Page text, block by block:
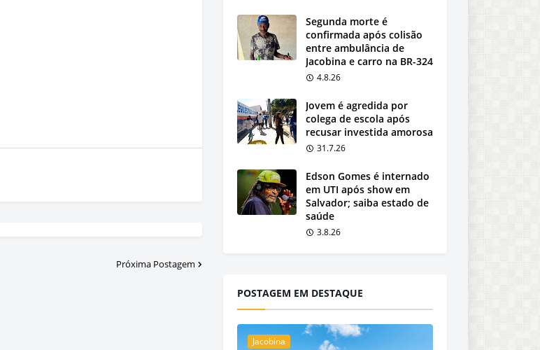
Próxima Postagem
Segunda morte é
confirmada após colisão
entre ambulância de
Jacobina e carro na BR-324
4.8.26
Jovem é agredida por
colega de escola após
recusar investida amorosa
31.7.26
Edson Gomes é internado
em UTI após show em
Salvador; saiba estado de
saúde
3.8.26
POSTAGEM EM DESTAQUE
Jacobina